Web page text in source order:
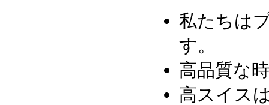
私たちは
す。
高品質な
高スイス